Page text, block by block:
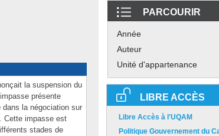
la suspension du
présente
la négociation sur
Cette impasse est
stades de
PARCOURIR
Année
Auteur
Unité d'appartenance
LIBRE ACCÈS
Libre Accès à l'UQAM
Politique Gouvernement du